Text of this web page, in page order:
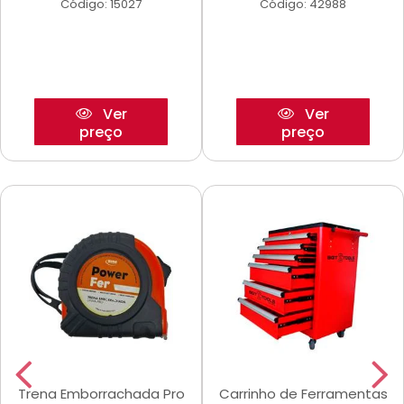
Código: 15027
Ver
preço
Código: 42988
Ver
preço
Trena Emborrachada Pro
Carrinho de Ferramentas